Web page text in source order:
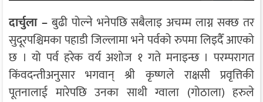
दार्चुला –बुढी पोल्ने भनेपछि सबैलाइ अचम्म लाग्न सक्छ तर
सुदूरपश्चिमका पहाडी जिल्लामा भने पर्वको रुपमा लिइदैँ आएको
छ । यो पर्व हरेक वर्य अशोज १ गते मनाइन्छ । परम्परागत
किंवदन्तीअनुसार भगवान् श्री कृष्णले राक्षसी प्रवृत्तिकी
पूतनालाई मारेपछि उनका साथी ग्वाला (गोठाला) हरुले